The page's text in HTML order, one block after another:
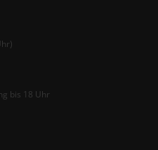
bis 18 Uhr